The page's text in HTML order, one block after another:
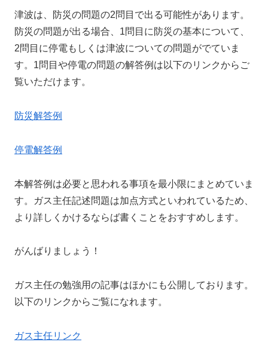
津波は、防災の問題の2問目で出る可能性があります。
防災の問題が出る場合、1問目に防災の基本について、
2問目に停電もしくは津波についての問題がでていま
す。1問目や停電の問題の解答例は以下のリンクからご
覧いただけます。
防災解答例
停電解答例
本解答例は必要と思われる事項を最小限にまとめていま
す。ガス主任記述問題は加点方式といわれているため、
より詳しくかけるならば書くことをおすすめします。
がんばりましょう！
ガス主任の勉強用の記事はほかにも公開しております。
以下のリンクからご覧になれます。
ガス主任リンク